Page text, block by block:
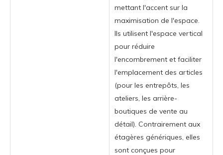
mettant l'accent sur la
maximisation de l'espace.
Ils utilisent l'espace vertical
pour réduire
l'encombrement et faciliter
l'emplacement des articles
(pour les entrepôts, les
ateliers, les arrière-
boutiques de vente au
détail). Contrairement aux
étagères génériques, elles
sont conçues pour